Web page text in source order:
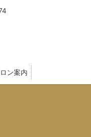
ン案内